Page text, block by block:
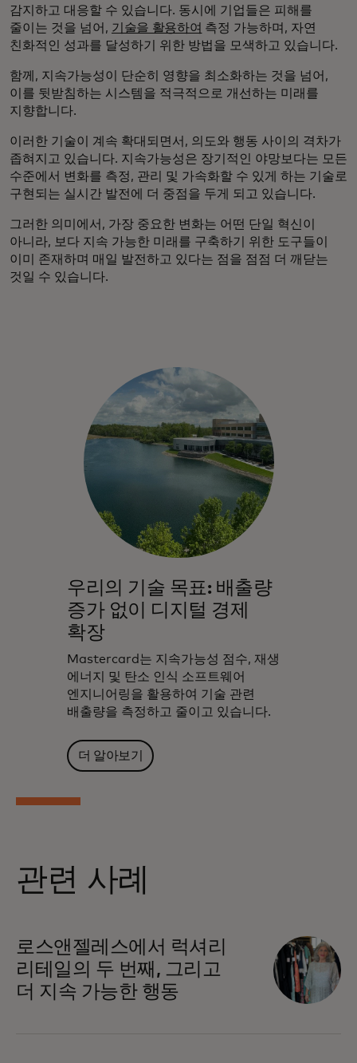
감지하고 대응할 수 있습니다. 동시에 기업들은 피해를
줄이는 것을 넘어, 기술을 활용하여 측정 가능하며, 자연
친화적인 성과를 달성하기 위한 방법을 모색하고 있습니다.
함께, 지속가능성이 단순히 영향을 최소화하는 것을 넘어,
이를 뒷받침하는 시스템을 적극적으로 개선하는 미래를
지향합니다.
이러한 기술이 계속 확대되면서, 의도와 행동 사이의 격차가
좁혀지고 있습니다. 지속가능성은 장기적인 야망보다는 모든
수준에서 변화를 측정, 관리 및 가속화할 수 있게 하는 기술로
구현되는 실시간 발전에 더 중점을 두게 되고 있습니다.
그러한 의미에서, 가장 중요한 변화는 어떤 단일 혁신이
아니라, 보다 지속 가능한 미래를 구축하기 위한 도구들이
이미 존재하며 매일 발전하고 있다는 점을 점점 더 깨닫는
것일 수 있습니다.
우리의 기술 목표: 배출량
증가 없이 디지털 경제
확장
Mastercard는 지속가능성 점수, 재생
에너지 및 탄소 인식 소프트웨어
엔지니어링을 활용하여 기술 관련
배출량을 측정하고 줄이고 있습니다.
더 알아보기
관련 사례
로스앤젤레스에서 럭셔리
리테일의 두 번째, 그리고
더 지속 가능한 행동